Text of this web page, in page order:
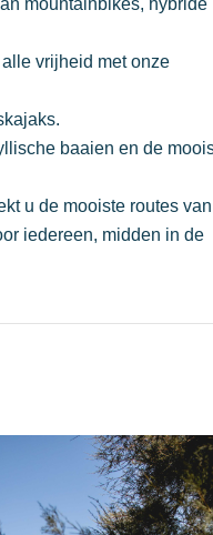
mountainbikes, hybride
vrijheid met onze
baaien en de
u de mooiste routes
iedereen, midden in de